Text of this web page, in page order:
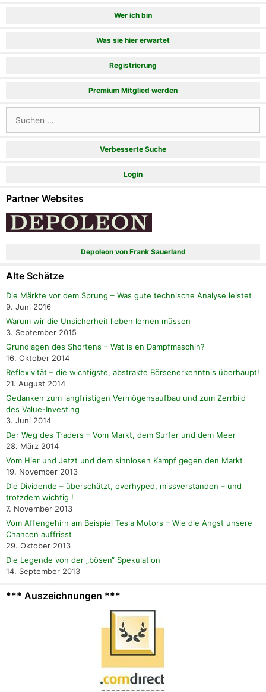
Wer ich bin
Was sie hier erwartet
Registrierung
Premium Mitglied werden
nach:
Verbesserte Suche
Login
Partner Websites
Depoleon von Frank Sauerland
Alte Schätze
Die Märkte vor dem Sprung – Was gute technische Analyse leistet
9. Juni 2016
Warum wir die Unsicherheit lieben lernen müssen
3. September 2015
Grundlagen des Shortens – Wat is en Dampfmaschin?
16. Oktober 2014
Reflexivität – die wichtigste, abstrakte Börsenerkenntnis überhaupt!
21. August 2014
Gedanken zum langfristigen Vermögensaufbau und zum Zerrbild
des Value-Investing
3. Juni 2014
Der Weg des Traders – Vom Markt, dem Surfer und dem Meer
28. März 2014
Vom Hier und Jetzt und dem sinnlosen Kampf gegen den Markt
19. November 2013
Die Dividende – überschätzt, overhyped, missverstanden – und
trotzdem wichtig !
7. November 2013
Vom Affengehirn am Beispiel Tesla Motors – Wie die Angst unsere
Chancen auffrisst
29. Oktober 2013
Die Legende von der „bösen“ Spekulation
14. September 2013
*** Auszeichnungen ***